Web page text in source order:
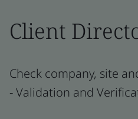
Client
Check company, site
- Validation and